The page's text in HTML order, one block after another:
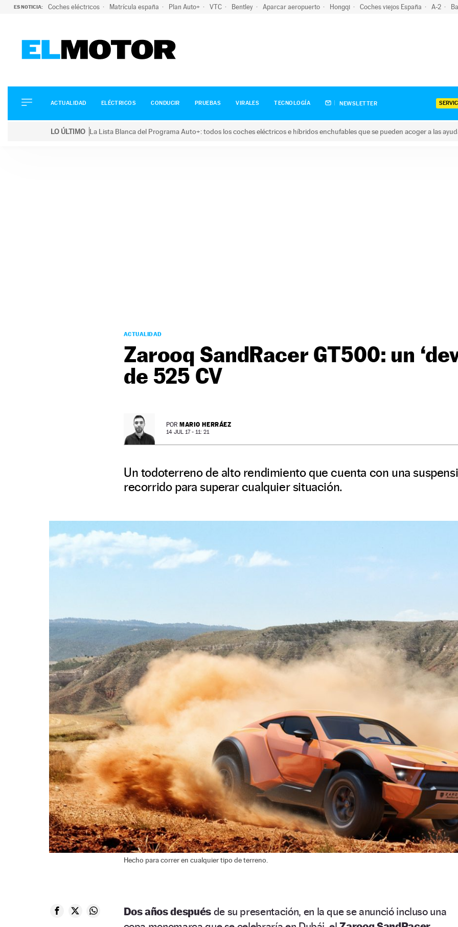
ES NOTICIA: Coches eléctricos Matrícula españa Plan Auto+ VTC Bentley Aparcar aeropuerto Hongqi Coches viejos España A-2
ELÉCTRICOS
CONDUCIR
ACTUALIDAD ELÉCTRICOS CONDUCIR PRUEBAS VIRALES TECNOLOGÍA NEWSLETTER
LO ÚLTIMO La Lista Blanca del Programa Auto+: todos los coches eléctricos e híbridos enchufables que se pueden acoger a las
ACTUALIDAD
Zarooq SandRacer GT500: un
de 525 CV
POR MARIO HERRÁEZ
14 JUL 17 - 11: 21
Un todoterreno de alto rendimiento que cuenta con una
recorrido para superar cualquier situación.
Hecho para correr en cualquier tipo de terreno.
Dos años despuésde su presentación, en la que se anunció incluso una